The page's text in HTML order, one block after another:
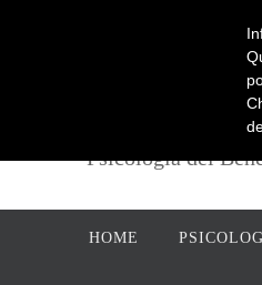
Psicologia del
HOME